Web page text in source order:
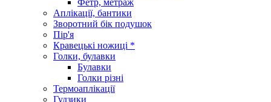
Аплікації, бантики
Зворотний бік подушок
Пір'я
Кравецькі ножиці *
Голки, булавки
Булавки
Голки різні
Термоаплікації
Гудзики